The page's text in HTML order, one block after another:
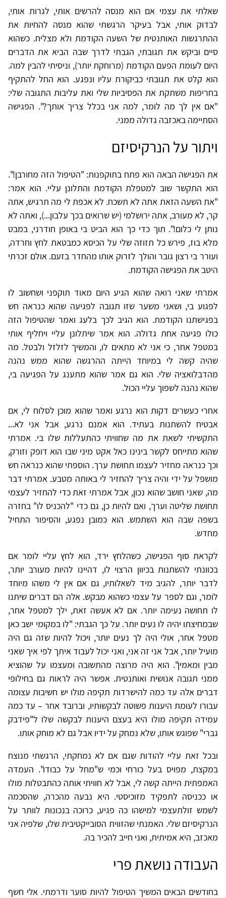
שאלתי את עצמי אם הוא מנסה להרשים אותי, לגרות אותי,
לבדוק אותי, אבל בעיקר הרגשתי שהוא מנסה להחיות את
ההתרגשות האותנטית של השעה הקודמת ולא מצליח. כשהוא
סיים וביקש את תגובתי, הגבתי לדרך שבה הביא את הדברים
היום לעומת הפעם הקודמת (מרוחקת יותר), וניסיתי להבין למה.
הוא קלט את תגובתי כביקורת עליו ונפגע. הוא החל להתקיף
בחריפות משתקת את הפסיביות שלי ואת עליבות התגובה שלי:
"אם אין לך מה לומר, למה אני בכלל צריך אותך?". הפגישה
הסתיימה באכזבה גדולה ממני.
ויתור על הנרקיסיזם
את הפגישה הבאה הוא פתח בתוקפנות: "הטיפול הזה מחורבן!".
הוא התקשר שוב למטפלת הקודמת והתלונן עליי. הוא אמר:
"את השעה הזאת אתה לא תשכח. לא אכפת לי מה תרגיש, אתה
קר, לא מעורב, אתה ירושלמי (יש שרואים בכך עלבון...), ואתה לא
נותן לי כלום!". תוך כדי כך הוא הביט בי באופן חודרני, במבט
מלא בוז, פירש כל תזוזה שלי על הכיסא כמבטאת לחץ וחרדה,
ועורר בי רצון גובר והולך לזרוק אותו מהחדר בזעם. אולם זכרתי
היטב את הפגישה הקודמת.
אמרתי שאני רואה שהוא הגיע היום מאוד תוקפני ושחשוב לו
לפגוע בי, ושאני משער שזו תגובה לפגיעה שהוא כנראה חש
בפגישתנו הקודמת. הוא הגיב לכך בלעג ואמר שהטיפול הזה
כולו פגיעה אחת גדולה. הוא אמר שיתלונן עליי ויחליף אותי
במטפל אחר, כי אני לא מתאים לו, והמשיך לזלזל ולבטל. מה
שהיה קשה לי במיוחד הייתה ההרגשה שהוא ממש נהנה
מהדבלואציה שלי. הוא גם אמר שהוא מתענג על הפגיעה בי,
שהוא נהנה לשפוך עליי הכול.
אחרי כעשרים דקות הוא נרגע ואמר שהוא מוכן לסלוח לי, אם
אבטיח להשתנות בעתיד. הוא אמנם נרגע, אבל אני לא...
התקשיתי לשאת את מה שחוויתי כהתעללות שלו בי. אמרתי
שהוא מתייחס לקשר בינינו כאל אקט מיני שבו הוא דופק וזורק,
וכך כנראה מחזיר לעצמו תחושת ערך. הוספתי שהוא כנראה חש
מושפל על ידי והיה צריך להחזיר לי באותה מטבע. אמרתי דבר
מה, שאני חושב שהוא נכון, אבל אמרתי זאת כדי להחזיר לעצמי
תחושת שליטה וערך, ואם להיות כן, גם כדי "להכניס לו" בחזרה
בשפה שבה הוא השתמש. הוא כמובן נפגע, והסיפור התחיל
מחדש.
לקראת סוף הפגישה, כשהלחץ ירד, הוא לחץ עליי לומר אם
בכוונתי להשתנות בכיוון הרצוי לו, דהיינו להיות מעורב יותר,
לדבר יותר, להגיב מיד לשאלותיו, גם אם אין לי משהו מיוחד
לומר, וגם לספר על עצמי כשהוא מבקש. אלה הם דברים שיתנו
לו תחושה נעימה יותר. אם לא אעשה זאת, ילך למטפל אחר,
שבמחיצתו יהיה לו נעים יותר. על כך הגבתי: "לו במקומי ישב כאן
מטפל אחר, אולי היה לך נעים יותר, ויכול להיות שזה גם היה
מועיל יותר, אבל אני זה אני, ואני יכול לעבוד איתך לפי איך שאני
מבין ומאמין". הוא היה מרוצה מהתשובה ומעצמו על שהוציא
ממני תגובה אנושית ואותנטית. אפשר היה לראות גם בחילופי
דברים אלה עד כמה להישרדות תקיפה מולו יש חשיבות עצומה
עבורו לעומת היענות פשוטה לבקשותיו, וברובד אחר – עד כמה
עמידה תקיפה מולו היא בעצם היענות לבקשה שלו ל"פידבק
גברי" שפוגש אותו, שלא נמחק על ידיו אבל גם לא מוחק אותו.
ובכל זאת עליי להודות שגם אם לא נמחקתי, הרגשתי מנוצח
במקצת, מפויס בעל כורחי וכמי ש"מחל על כבודו". העמדה
האמפתית הייתה קשה לי, אבל לא חוויתי אותה כהתבטלות מולו
או ככניסה לתפקיד מזוכיסטי. היא נבעה מהכרה, שהסכמה
לשמש זולתעצמי למישהו כה פגיע, כרוכה בנכונות לוותר על
הנרקיסיזם שלי. האמנתי שהזווית הסובייקטיבית שלו, שלפיה אני
מאכזב, היא אמיתית, ואני חייב להכיר בה.
העבודה נושאת פרי
בחודשים הבאים המשיך הטיפול להיות סוער ודרמתי. אלי חשף